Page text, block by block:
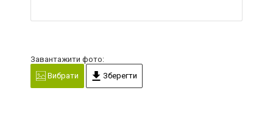
Завантажити фото:
Вибрати
Зберегти